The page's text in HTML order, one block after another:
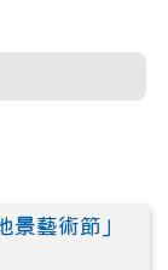
景藝術節」